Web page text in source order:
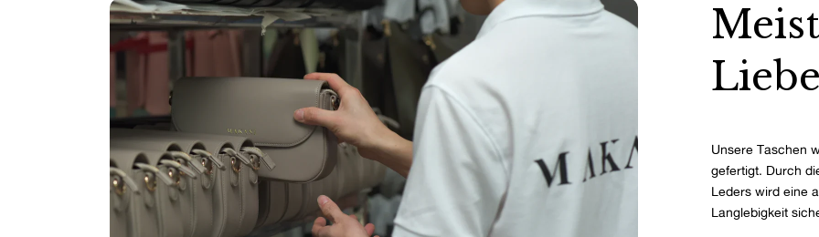
Unsere Taschen
gefertigt. Durch
Leders wird eine
Langlebigkeit